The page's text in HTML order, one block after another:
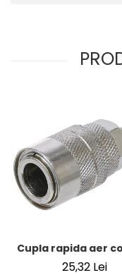
Cupla rapida aer
25,32 Lei